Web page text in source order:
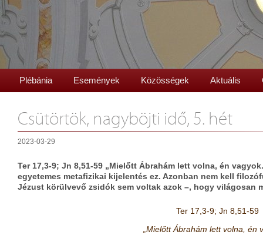
Plébánia Események Közösségek Aktuális
Csütörtök, nagyböjti idő, 5. hét
2023-03-29
Ter 17,3-9; Jn 8,51-59 „Mielőtt Ábrahám lett volna, én
egyetemes metafizikai kijelentés ez. Azonban nem kell
Jézust körülvevő zsidók sem voltak azok –, hogy világosan
Ter 17,3-9; Jn 8,51-59
„Mielőtt Ábrahám lett volna, én